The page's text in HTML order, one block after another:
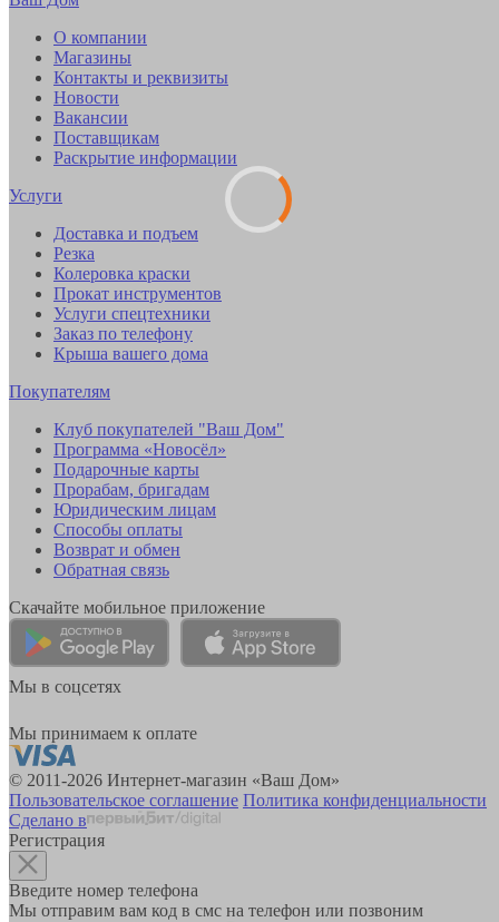
О компании
Магазины
Контакты и реквизиты
Новости
Вакансии
Поставщикам
Раскрытие информации
Услуги
Доставка и подъем
Резка
Колеровка краски
Прокат инструментов
Услуги спецтехники
Заказ по телефону
Крыша вашего дома
Покупателям
Клуб покупателей "Ваш Дом"
Программа «Новосёл»
Подарочные карты
Прорабам, бригадам
Юридическим лицам
Способы оплаты
Возврат и обмен
Обратная связь
Скачайте мобильное приложение
Мы в соцсетях
Мы принимаем к оплате
© 2011-2026 Интернет-магазин «Ваш Дом»
Пользовательское соглашение Политика конфиденциальности
Сделано в
Регистрация
Введите номер телефона
Мы отправим вам код в смс на телефон или позвоним